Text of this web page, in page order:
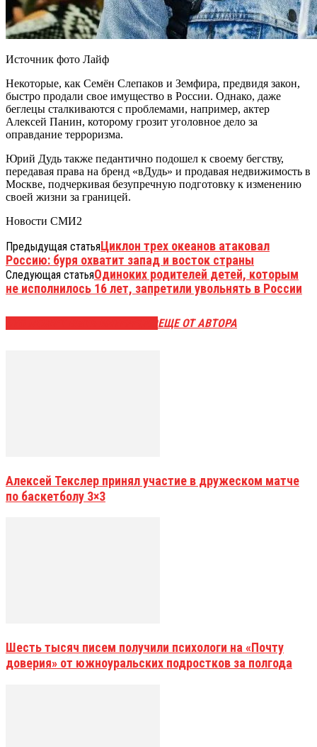
Источник фото Лайф
Некоторые, как Семён Слепаков и Земфира, предвидя закон,
быстро продали свое имущество в России. Однако, даже
беглецы сталкиваются с проблемами, например, актер
Алексей Панин, которому грозит уголовное дело за
оправдание терроризма.
Юрий Дудь также педантично подошел к своему бегству,
передавая права на бренд «вДудь» и продавая недвижимость в
Москве, подчеркивая безупречную подготовку к изменению
своей жизни за границей.
Новости СМИ2
Предыдущая статьяЦиклон трех океанов атаковал
Россию: буря охватит запад и восток страны
Следующая статьяОдиноких родителей детей, которым
не исполнилось 16 лет, запретили увольнять в России
ЕЩЕ ОТ АВТОРА
Алексей Текслер принял участие в дружеском матче
по баскетболу 3×3
Шесть тысяч писем получили психологи на «Почту
доверия» от южноуральских подростков за полгода